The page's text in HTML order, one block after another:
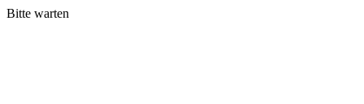
Bitte warten